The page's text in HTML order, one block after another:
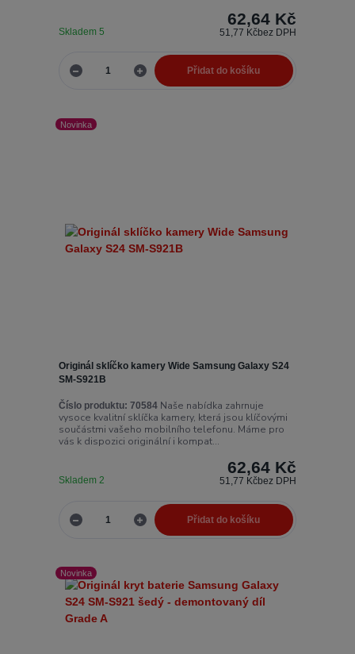
62,64 Kč
51,77 Kčbez DPH
Skladem 5
Přidat do košíku
Novinka
Originál sklíčko kamery Wide Samsung Galaxy S24
SM-S921B
Číslo produktu: 70584Naše nabídka zahrnuje
vysoce kvalitní sklíčka kamery, která jsou klíčovými
součástmi vašeho mobilního telefonu. Máme pro
vás k dispozici originální i kompat...
62,64 Kč
51,77 Kčbez DPH
Skladem 2
Přidat do košíku
Novinka